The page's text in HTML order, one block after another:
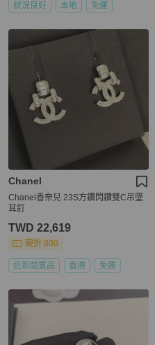
狀況良好 本地 免運
Chanel
Chanel香奈兒 23S方鑽閃鑽雙C吊墜
耳釘
TWD 22,619
現折 800
近新閒置品 香港 免運